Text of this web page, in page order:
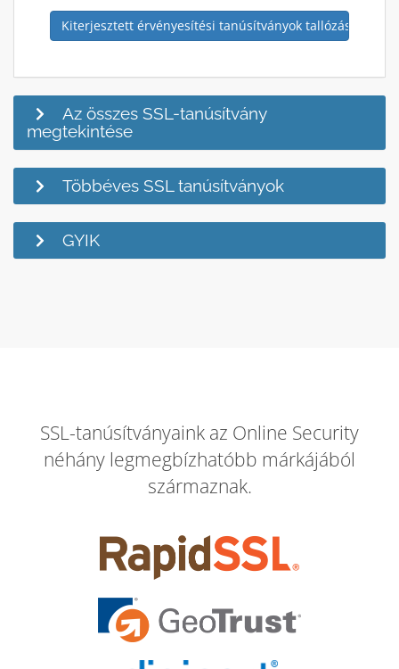
Kiterjesztett érvényesítési tanúsítványok tallózása
Az összes SSL-tanúsítvány
megtekintése
Többéves SSL tanúsítványok
GYIK
SSL-tanúsítványaink az Online Security
néhány legmegbízhatóbb márkájából
származnak.